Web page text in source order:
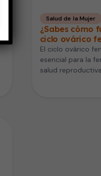
Salud de la Mujer
¿Sabes cómo
ciclo ovárico
El ciclo ovárico
esencial para la
salud